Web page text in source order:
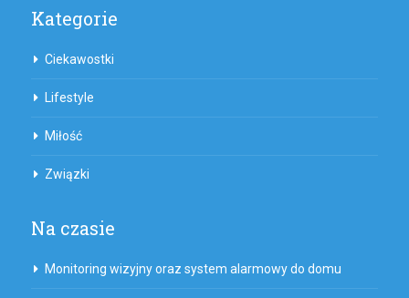
Kategorie
Ciekawostki
Lifestyle
Miłość
Związki
Na czasie
Monitoring wizyjny oraz system alarmowy do domu